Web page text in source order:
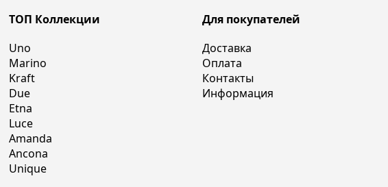
ТОП Коллекции
Uno
Marino
Kraft
Due
Etna
Luce
Amanda
Ancona
Unique
Для покупателей
Доставка
Оплата
Контакты
Информация